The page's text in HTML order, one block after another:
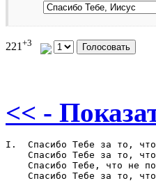
221 +3
<< -
I.  Спасибо Тебе за то,
Спасибо Тебе за то,
Спасибо Тебе, что не
Спасибо Тебе за то,